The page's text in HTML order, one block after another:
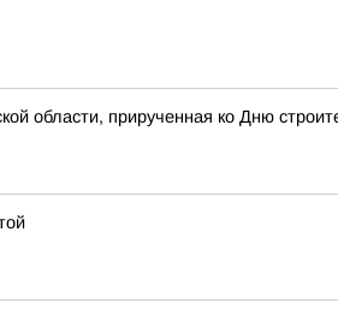
области, прирученная ко Дню